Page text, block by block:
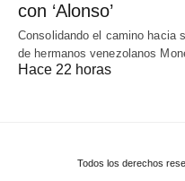
con ‘Alonso’
Consolidando el camino hacia
de hermanos venezolanos
Hace 22 horas
Todos los derechos